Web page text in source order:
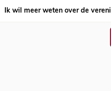
Ik wil meer weten over de